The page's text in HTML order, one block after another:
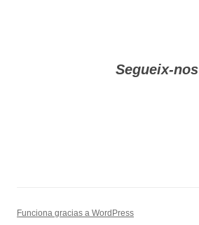
Segueix-nos
Funciona gracias a WordPress